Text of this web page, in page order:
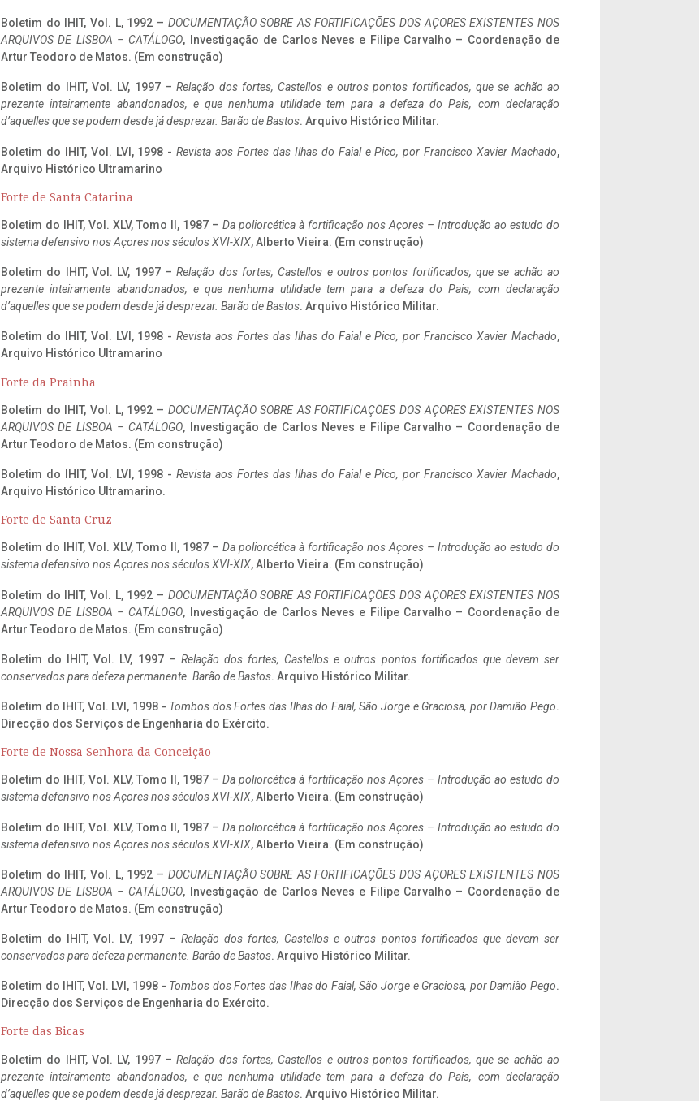
Boletim do IHIT, Vol. L, 1992 – DOCUMENTAÇÃO SOBRE AS FORTIFICAÇÕES DOS AÇORES EXISTENTES NOS
ARQUIVOS DE LISBOA – CATÁLOGO, Investigação de Carlos Neves e Filipe Carvalho – Coordenação de
Artur Teodoro de Matos. (Em construção)
Boletim do IHIT, Vol. LV, 1997 –Relação dos fortes, Castellos e outros pontos fortificados, que se achão ao
prezente inteiramente abandonados, e que nenhuma utilidade tem para a defeza do Pais, com declaração
d’aquelles que se podem desde já desprezar. Barão de Bastos. Arquivo Histórico Militar.
Boletim do IHIT, Vol. LVI, 1998 -Revista aos Fortes das Ilhas do Faial e Pico, por Francisco Xavier Machado,
Arquivo Histórico Ultramarino
Forte de Santa Catarina
Boletim do IHIT, Vol. XLV, Tomo II, 1987 – Da poliorcética à fortificação nos Açores – Introdução ao estudo do
sistema defensivo nos Açores nos séculos XVI-XIX, Alberto Vieira. (Em construção)
Boletim do IHIT, Vol. LV, 1997 –Relação dos fortes, Castellos e outros pontos fortificados, que se achão ao
prezente inteiramente abandonados, e que nenhuma utilidade tem para a defeza do Pais, com declaração
d’aquelles que se podem desde já desprezar. Barão de Bastos. Arquivo Histórico Militar.
Boletim do IHIT, Vol. LVI, 1998 -Revista aos Fortes das Ilhas do Faial e Pico, por Francisco Xavier Machado,
Arquivo Histórico Ultramarino
Forte da Prainha
Boletim do IHIT, Vol. L, 1992 – DOCUMENTAÇÃO SOBRE AS FORTIFICAÇÕES DOS AÇORES EXISTENTES NOS
ARQUIVOS DE LISBOA – CATÁLOGO, Investigação de Carlos Neves e Filipe Carvalho – Coordenação de
Artur Teodoro de Matos. (Em construção)
Boletim do IHIT, Vol. LVI, 1998 -Revista aos Fortes das Ilhas do Faial e Pico, por Francisco Xavier Machado,
Arquivo Histórico Ultramarino.
Forte de Santa Cruz
Boletim do IHIT, Vol. XLV, Tomo II, 1987 – Da poliorcética à fortificação nos Açores – Introdução ao estudo do
sistema defensivo nos Açores nos séculos XVI-XIX, Alberto Vieira. (Em construção)
Boletim do IHIT, Vol. L, 1992 – DOCUMENTAÇÃO SOBRE AS FORTIFICAÇÕES DOS AÇORES EXISTENTES NOS
ARQUIVOS DE LISBOA – CATÁLOGO, Investigação de Carlos Neves e Filipe Carvalho – Coordenação de
Artur Teodoro de Matos. (Em construção)
Boletim do IHIT, Vol. LV, 1997 – Relação dos fortes, Castellos e outros pontos fortificados que devem ser
conservados para defeza permanente. Barão de Bastos. Arquivo Histórico Militar.
Boletim do IHIT, Vol. LVI, 1998 - Tombos dos Fortes das Ilhas do Faial, São Jorge e Graciosa, por Damião Pego.
Direcção dos Serviços de Engenharia do Exército.
Forte de Nossa Senhora da Conceição
Boletim do IHIT, Vol. XLV, Tomo II, 1987 – Da poliorcética à fortificação nos Açores – Introdução ao estudo do
sistema defensivo nos Açores nos séculos XVI-XIX, Alberto Vieira. (Em construção)
Boletim do IHIT, Vol. XLV, Tomo II, 1987 – Da poliorcética à fortificação nos Açores – Introdução ao estudo do
sistema defensivo nos Açores nos séculos XVI-XIX, Alberto Vieira. (Em construção)
Boletim do IHIT, Vol. L, 1992 – DOCUMENTAÇÃO SOBRE AS FORTIFICAÇÕES DOS AÇORES EXISTENTES NOS
ARQUIVOS DE LISBOA – CATÁLOGO, Investigação de Carlos Neves e Filipe Carvalho – Coordenação de
Artur Teodoro de Matos. (Em construção)
Boletim do IHIT, Vol. LV, 1997 – Relação dos fortes, Castellos e outros pontos fortificados que devem ser
conservados para defeza permanente. Barão de Bastos. Arquivo Histórico Militar.
Boletim do IHIT, Vol. LVI, 1998 - Tombos dos Fortes das Ilhas do Faial, São Jorge e Graciosa, por Damião Pego.
Direcção dos Serviços de Engenharia do Exército.
Forte das Bicas
Boletim do IHIT, Vol. LV, 1997 –Relação dos fortes, Castellos e outros pontos fortificados, que se achão ao
prezente inteiramente abandonados, e que nenhuma utilidade tem para a defeza do Pais, com declaração
d’aquelles que se podem desde já desprezar. Barão de Bastos. Arquivo Histórico Militar.